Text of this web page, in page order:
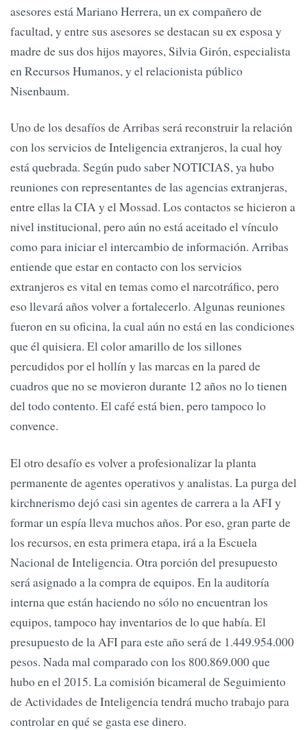
asesores está Mariano Herrera, un ex compañero de
facultad, y entre sus asesores se destacan su ex esposa y
madre de sus dos hijos mayores, Silvia Girón, especialista
en Recursos Humanos, y el relacionista público
Nisenbaum.
Uno de los desafíos de Arribas será reconstruir la relación
con los servicios de Inteligencia extranjeros, la cual hoy
está quebrada. Según pudo saber NOTICIAS, ya hubo
reuniones con representantes de las agencias extranjeras,
entre ellas la CIA y el Mossad. Los contactos se hicieron a
nivel institucional, pero aún no está aceitado el vínculo
como para iniciar el intercambio de información. Arribas
entiende que estar en contacto con los servicios
extranjeros es vital en temas como el narcotráfico, pero
eso llevará años volver a fortalecerlo. Algunas reuniones
fueron en su oficina, la cual aún no está en las condiciones
que él quisiera. El color amarillo de los sillones
percudidos por el hollín y las marcas en la pared de
cuadros que no se movieron durante 12 años no lo tienen
del todo contento. El café está bien, pero tampoco lo
convence.
El otro desafío es volver a profesionalizar la planta
permanente de agentes operativos y analistas. La purga del
kirchnerismo dejó casi sin agentes de carrera a la AFI y
formar un espía lleva muchos años. Por eso, gran parte de
los recursos, en esta primera etapa, irá a la Escuela
Nacional de Inteligencia. Otra porción del presupuesto
será asignado a la compra de equipos. En la auditoría
interna que están haciendo no sólo no encuentran los
equipos, tampoco hay inventarios de lo que había. El
presupuesto de la AFI para este año será de 1.449.954.000
pesos. Nada mal comparado con los 800.869.000 que
hubo en el 2015. La comisión bicameral de Seguimiento
de Actividades de Inteligencia tendrá mucho trabajo para
controlar en qué se gasta ese dinero.